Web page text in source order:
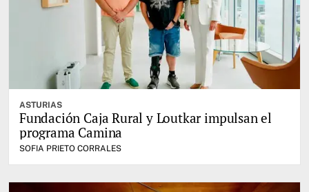
ASTURIAS
Fundación Caja Rural y Loutkar impulsan el
programa Camina
SOFIA PRIETO CORRALES